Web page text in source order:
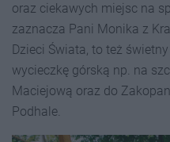
oraz ciekawych miejsc na
zaznacza Pani Monika z
Dzieci Świata, to też
wycieczkę górską np. na
Maciejową oraz do
Podhale.